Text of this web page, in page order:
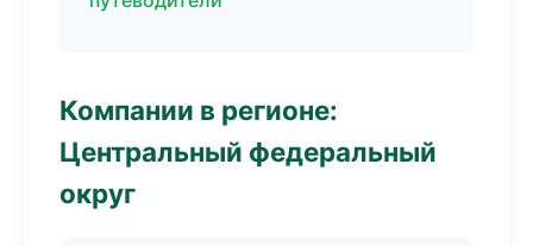
Компании в регионе:
Центральный федеральный
округ